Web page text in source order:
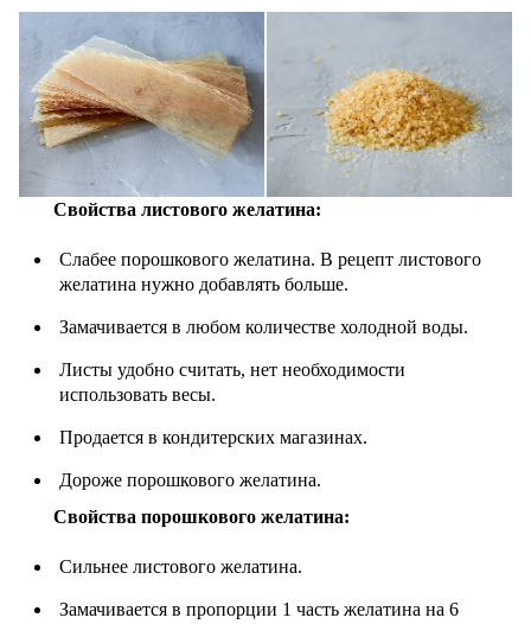
Свойства листового желатина:
Слабее порошкового желатина. В рецепт листового
желатина нужно добавлять больше.
Замачивается в любом количестве холодной воды.
Листы удобно считать, нет необходимости
использовать весы.
Продается в кондитерских магазинах.
Дороже порошкового желатина.
Свойства порошкового желатина:
Сильнее листового желатина.
Замачивается в пропорции 1 часть желатина на 6